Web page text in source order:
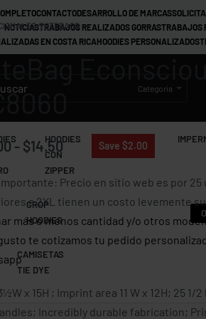
CONTACTODESARROLLO DE MARCAS
NOTICIASTRABAJOS REALIZADOS GORRASTRABAJOS
EN COSTA RICAHOODIES PERSONALIZADOS
Categoría
HOODIES
CON
ZIPPER
JACKETS
CROP
HOODIES
CAMISETAS
TIE DYE
›TOTEBAGS
$14.50 Save $2.00
Precio en sitio web es por 25
a 2XL tienen un costo levemente
más o menos cantidad y/o otros
te cotizamos tu pedido
x 15H ; Imprint area 11 W x 12H; 25
Incredibly durable fabrication;